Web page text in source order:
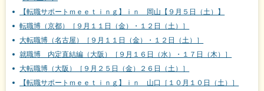
【転職サポートｍｅｅｔｉｎｇ】ｉｎ 岡山【９月５日（土）】
転職博（京都）［９月１１日（金）・１２日（土）］
大転職博（名古屋）［９月１１日（金）・１２日（土）］
就職博 内定直結編（大阪）［９月１６日（水）・１７日（木）］
大転職博（大阪）［９月２５日（金）２６日（土）］
【転職サポートｍｅｅｔｉｎｇ】ｉｎ 山口［１０月１０日（土）］